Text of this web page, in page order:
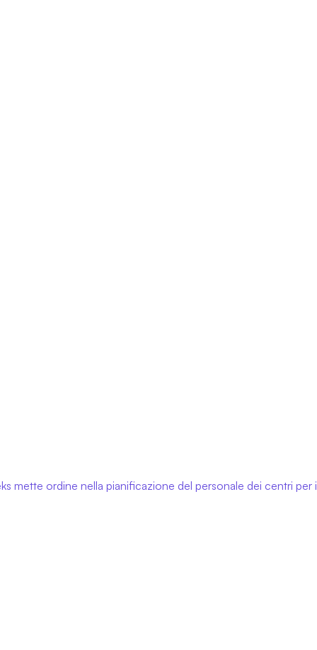
mette ordine nella pianificazione del personale dei centri per